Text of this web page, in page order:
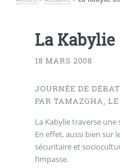
La Kabylie
18 MARS 2008
JOURNÉE DE
PAR TAMAZGHA,
La Kabylie traverse
En effet, aussi bien sur
sécuritaire et
l’impasse.